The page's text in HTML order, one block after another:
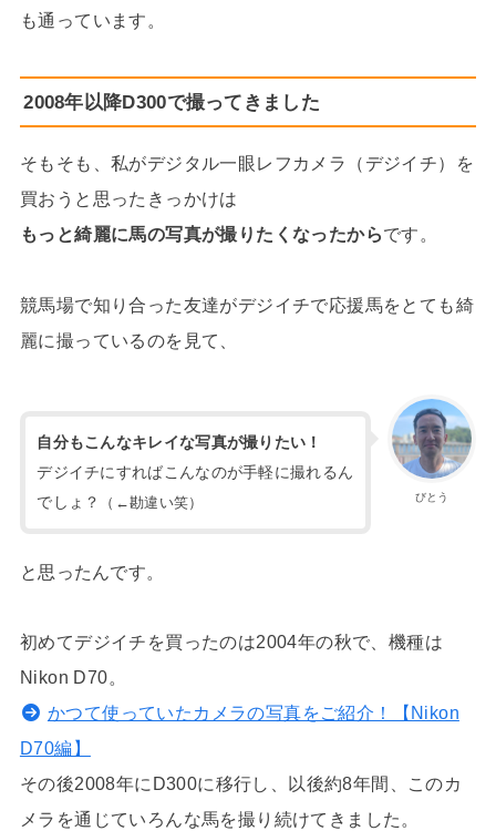
も通っています。
2008年以降D300で撮ってきました
そもそも、私がデジタル一眼レフカメラ（デジイチ）を
買おうと思ったきっかけは
もっと綺麗に馬の写真が撮りたくなったからです。
競馬場で知り合った友達がデジイチで応援馬をとても綺
麗に撮っているのを見て、
びとう
自分もこんなキレイな写真が撮りたい！
デジイチにすればこんなのが手軽に撮れるん
でしょ？
（←勘違い笑）
と思ったんです。
初めてデジイチを買ったのは2004年の秋で、機種は
Nikon D70。
かつて使っていたカメラの写真をご紹介！【Nikon
D70編】
その後2008年にD300に移行し、以後約8年間、このカ
メラを通じていろんな馬を撮り続けてきました。